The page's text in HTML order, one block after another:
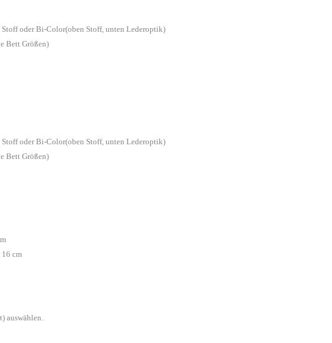
oder Bi-Color(oben Stoff, unten Lederoptik)
Bett Größen)
oder Bi-Color(oben Stoff, unten Lederoptik)
Bett Größen)
cm
auswählen.